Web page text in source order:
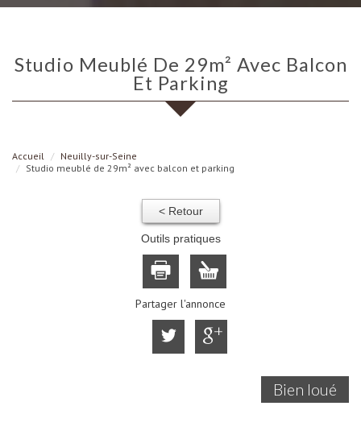
Studio Meublé De 29m² Avec Balcon
Et Parking
Accueil
Neuilly-sur-Seine
Studio meublé de 29m² avec balcon et parking
< Retour
Outils pratiques
Partager l'annonce
Bien loué